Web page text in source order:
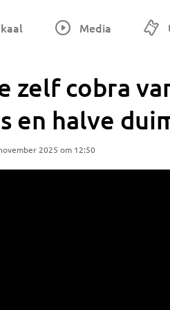
Media
zelf cobra
en halve
2025 om 12:50